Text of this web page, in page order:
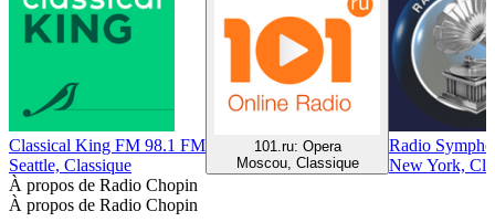
Classical King FM 98.1 FM
Seattle, Classique
101.ru: Opera
Moscou, Classique
Radio
New York,
À propos de Radio Chopin
À propos de Radio Chopin